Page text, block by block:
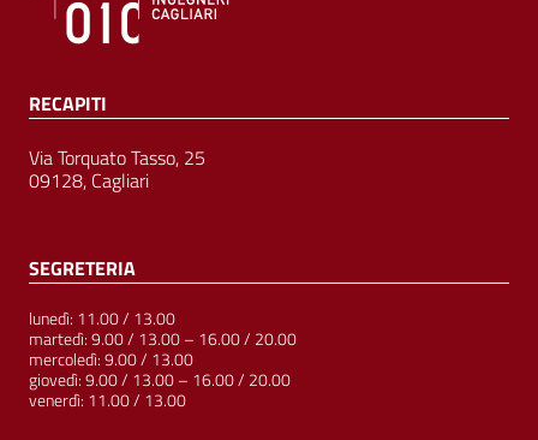
RECAPITI
Via Torquato Tasso, 25
09128, Cagliari
SEGRETERIA
lunedì: 11.00 / 13.00
martedì: 9.00 / 13.00 – 16.00 / 20.00
mercoledì: 9.00 / 13.00
giovedì: 9.00 / 13.00 – 16.00 / 20.00
venerdì: 11.00 / 13.00